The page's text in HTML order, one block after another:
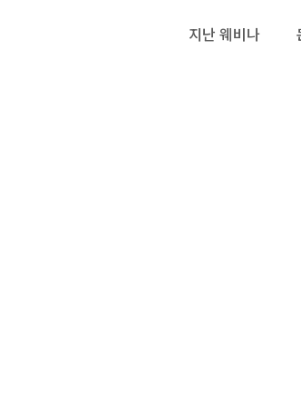
지난 웨비나